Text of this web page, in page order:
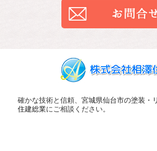
確かな技術と信頼、 宮城県仙台市の塗装・
住建総業にご相談ください。